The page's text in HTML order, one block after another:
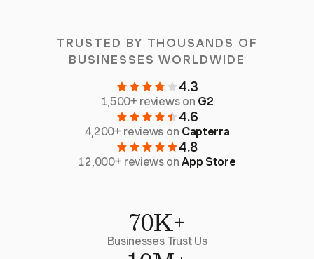
TRUSTED BY THOUSANDS OF
BUSINESSES WORLDWIDE
4.3
1,500+ reviews on G2
4.6
4,200+ reviews on Capterra
4.8
12,000+ reviews onApp Store
70K+
Businesses Trust Us